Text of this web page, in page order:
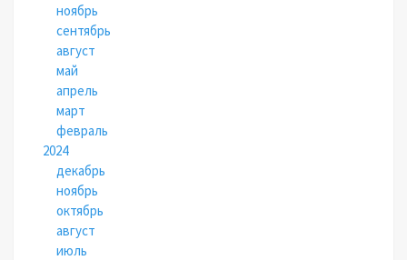
ноябрь
сентябрь
август
май
апрель
март
февраль
2024
декабрь
ноябрь
октябрь
август
июль